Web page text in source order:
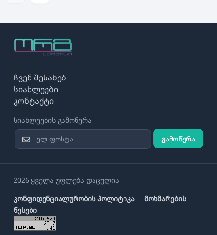
ჩვენ შესახებ
სიახლეები
კონტაქტი
სიახლეების გამოწერა
გამოწერა
2026 ყველა უფლება დაცულია
კონფიდენციალურობის პოლიტიკა
მოხმარების
წესები